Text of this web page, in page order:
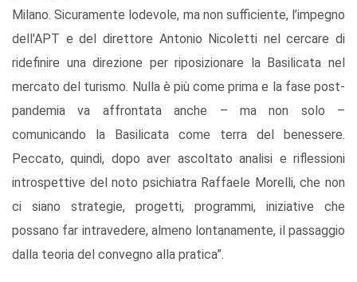
Milano. Sicuramente lodevole, ma non sufficiente, l’impegno
dell'APT e del direttore Antonio Nicoletti nel cercare di
ridefinire una direzione per riposizionare la Basilicata nel
mercato del turismo. Nulla è più come prima e la fase post-
pandemia va affrontata anche – ma non solo –
comunicando la Basilicata come terra del benessere.
Peccato, quindi, dopo aver ascoltato analisi e riflessioni
introspettive del noto psichiatra Raffaele Morelli, che non
ci siano strategie, progetti, programmi, iniziative che
possano far intravedere, almeno lontanamente, il passaggio
dalla teoria del convegno alla pratica”.